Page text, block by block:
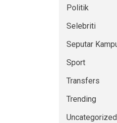
Politik
Selebriti
Seputar
Sport
Transfers
Trending
Uncategorized